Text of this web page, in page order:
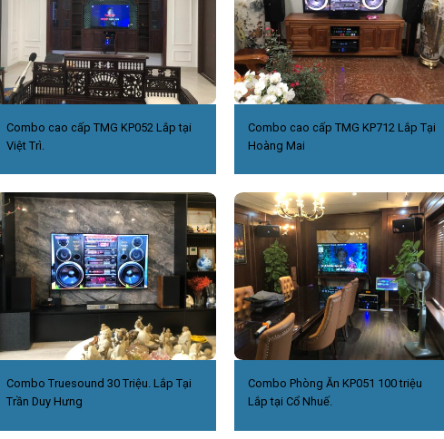
Combo cao cấp TMG KP052 Lắp tại
Việt Trì.
Combo cao cấp TMG KP712 Lắp Tại
Hoàng Mai
Combo Truesound 30 Triệu. Lắp Tại
Trần Duy Hưng
Combo Phòng Ăn KP051 100 triệu
Lắp tại Cổ Nhuế.